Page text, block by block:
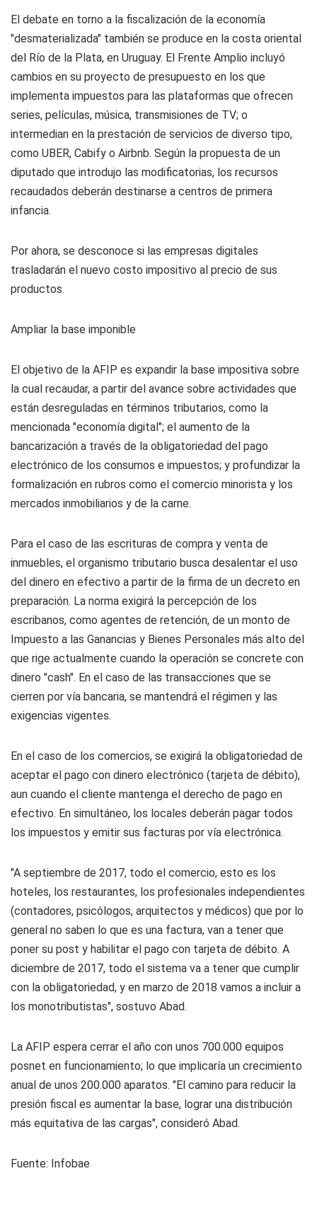
El debate en torno a la fiscalización de la economía
"desmaterializada" también se produce en la costa oriental
del Río de la Plata, en Uruguay. El Frente Amplio incluyó
cambios en su proyecto de presupuesto en los que
implementa impuestos para las plataformas que ofrecen
series, películas, música, transmisiones de TV; o
intermedian en la prestación de servicios de diverso tipo,
como UBER, Cabify o Airbnb. Según la propuesta de un
diputado que introdujo las modificatorias, los recursos
recaudados deberán destinarse a centros de primera
infancia.
Por ahora, se desconoce si las empresas digitales
trasladarán el nuevo costo impositivo al precio de sus
productos.
Ampliar la base imponible
El objetivo de la AFIP es expandir la base impositiva sobre
la cual recaudar, a partir del avance sobre actividades que
están desreguladas en términos tributarios, como la
mencionada "economía digital"; el aumento de la
bancarización a través de la obligatoriedad del pago
electrónico de los consumos e impuestos; y profundizar la
formalización en rubros como el comercio minorista y los
mercados inmobiliarios y de la carne.
Para el caso de las escrituras de compra y venta de
inmuebles, el organismo tributario busca desalentar el uso
del dinero en efectivo a partir de la firma de un decreto en
preparación. La norma exigirá la percepción de los
escribanos, como agentes de retención, de un monto de
Impuesto a las Ganancias y Bienes Personales más alto del
que rige actualmente cuando la operación se concrete con
dinero "cash". En el caso de las transacciones que se
cierren por vía bancaria, se mantendrá el régimen y las
exigencias vigentes.
En el caso de los comercios, se exigirá la obligatoriedad de
aceptar el pago con dinero electrónico (tarjeta de débito),
aun cuando el cliente mantenga el derecho de pago en
efectivo. En simultáneo, los locales deberán pagar todos
los impuestos y emitir sus facturas por vía electrónica.
"A septiembre de 2017, todo el comercio, esto es los
hoteles, los restaurantes, los profesionales independientes
(contadores, psicólogos, arquitectos y médicos) que por lo
general no saben lo que es una factura, van a tener que
poner su post y habilitar el pago con tarjeta de débito. A
diciembre de 2017, todo el sistema va a tener que cumplir
con la obligatoriedad, y en marzo de 2018 vamos a incluir a
los monotributistas", sostuvo Abad.
La AFIP espera cerrar el año con unos 700.000 equipos
posnet en funcionamiento; lo que implicaría un crecimiento
anual de unos 200.000 aparatos. "El camino para reducir la
presión fiscal es aumentar la base, lograr una distribución
más equitativa de las cargas", consideró Abad.
Fuente: Infobae